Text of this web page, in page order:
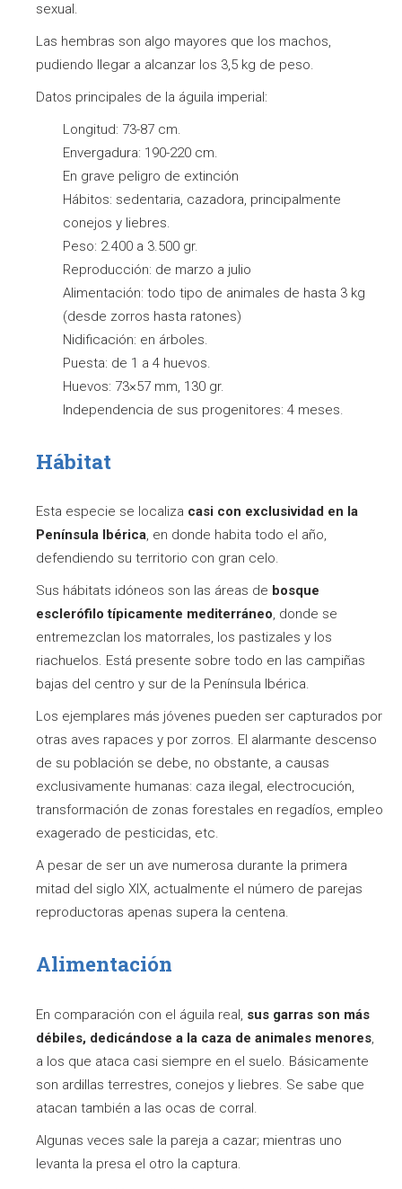
sexual.
Las hembras son algo mayores que los machos,
pudiendo llegar a alcanzar los 3,5 kg de peso.
Datos principales de la águila imperial:
Longitud: 73-87 cm.
Envergadura: 190-220 cm.
En grave peligro de extinción
Hábitos: sedentaria, cazadora, principalmente
conejos y liebres.
Peso: 2.400 a 3.500 gr.
Reproducción: de marzo a julio
Alimentación: todo tipo de animales de hasta 3 kg
(desde zorros hasta ratones)
Nidificación: en árboles.
Puesta: de 1 a 4 huevos.
Huevos: 73×57 mm, 130 gr.
Independencia de sus progenitores: 4 meses.
Hábitat
Esta especie se localiza casi con exclusividad en la
Península Ibérica, en donde habita todo el año,
defendiendo su territorio con gran celo.
Sus hábitats idóneos son las áreas de bosque
esclerófilo típicamente mediterráneo, donde se
entremezclan los matorrales, los pastizales y los
riachuelos. Está presente sobre todo en las campiñas
bajas del centro y sur de la Península Ibérica.
Los ejemplares más jóvenes pueden ser capturados por
otras aves rapaces y por zorros. El alarmante descenso
de su población se debe, no obstante, a causas
exclusivamente humanas: caza ilegal, electrocución,
transformación de zonas forestales en regadíos, empleo
exagerado de pesticidas, etc.
A pesar de ser un ave numerosa durante la primera
mitad del siglo XIX, actualmente el número de parejas
reproductoras apenas supera la centena.
Alimentación
En comparación con el águila real, sus garras son más
débiles, dedicándose a la caza de animales menores,
a los que ataca casi siempre en el suelo. Básicamente
son ardillas terrestres, conejos y liebres. Se sabe que
atacan también a las ocas de corral.
Algunas veces sale la pareja a cazar; mientras uno
levanta la presa el otro la captura.